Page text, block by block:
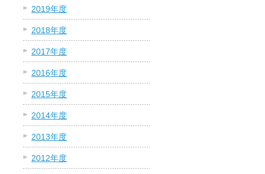
2019年度
2018年度
2017年度
2016年度
2015年度
2014年度
2013年度
2012年度